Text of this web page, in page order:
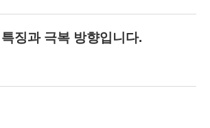
징과 극복 방향입니다.